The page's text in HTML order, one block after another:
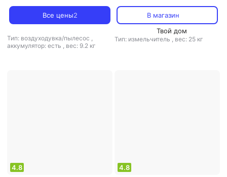
Все цены2
Тип: воздуходувка/пылесос ,
аккумулятор: есть , вес: 9.2 кг
В магазин
Твой дом
Тип: измельчитель , вес: 25 кг
4.8 4.8